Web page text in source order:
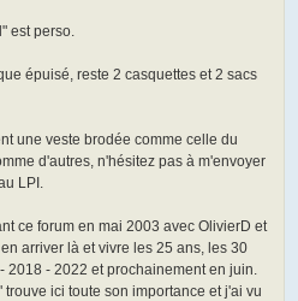
est perso.
épuisé, reste 2 casquettes et 2 sacs
une veste brodée comme celle du
d'autres, n'hésitez pas à m'envoyer
LPI.
ce forum en mai 2003 avec OlivierD et
arriver là et vivre les 25 ans, les 30
2018 - 2022 et prochainement en juin.
ici toute son importance et j'ai vu